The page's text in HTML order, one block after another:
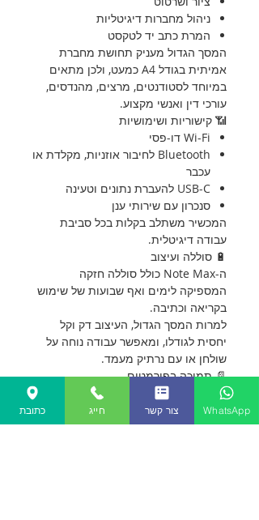
ניהול מחברות דיגיטליות
המרת כתב יד לטקסט
המסך הגדול מעניק תחושת מחברת
אמיתית בגודל A4 כמעט, ולכן מתאים
במיוחד לסטודנטים, מרצים, מהנדסים,
עורכי דין ואנשי מקצוע.
📶 קישוריות ושימושיות
Wi-Fi דו-פסי
Bluetooth לחיבור אוזניות, מקלדת או
עכבר
USB-C להעברת נתונים וטעינה
סנכרון עם שירותי ענן
המכשיר משתלב בקלות בכל סביבת
עבודה דיגיטלית.
🔋 סוללה ועיצוב
ה-Note Max כולל סוללה חזקה
המספיקה לימים ואף שבועות של שימוש
בקריאה וכתיבה.
למרות המסך הגדול, העיצוב דק וקל
יחסית לגודלו, ומאפשר עבודה נוחה על
שולחן או עם נרתיק מעמד.
📄 תמיכה בפורמטים
המכשיר תומך במגוון רחב של פורמטים:
PDF, EPUB, TXT, DOC, DOCX, PPT,
MOBI, DJVU, תמונות ושמע.
כתובת חייג צור קשר WhatsApp